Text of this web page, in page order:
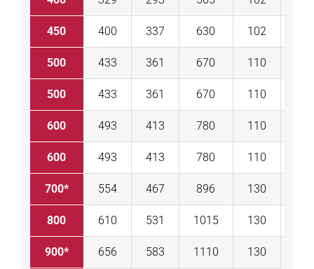
450 400 337 630 102
500 433 361 670 110
500 433 361 670 110
600 493 413 780 110
600 493 413 780 110
700* 554 467 896 130
800 610 531 1015 130
900* 656 583 1110 130